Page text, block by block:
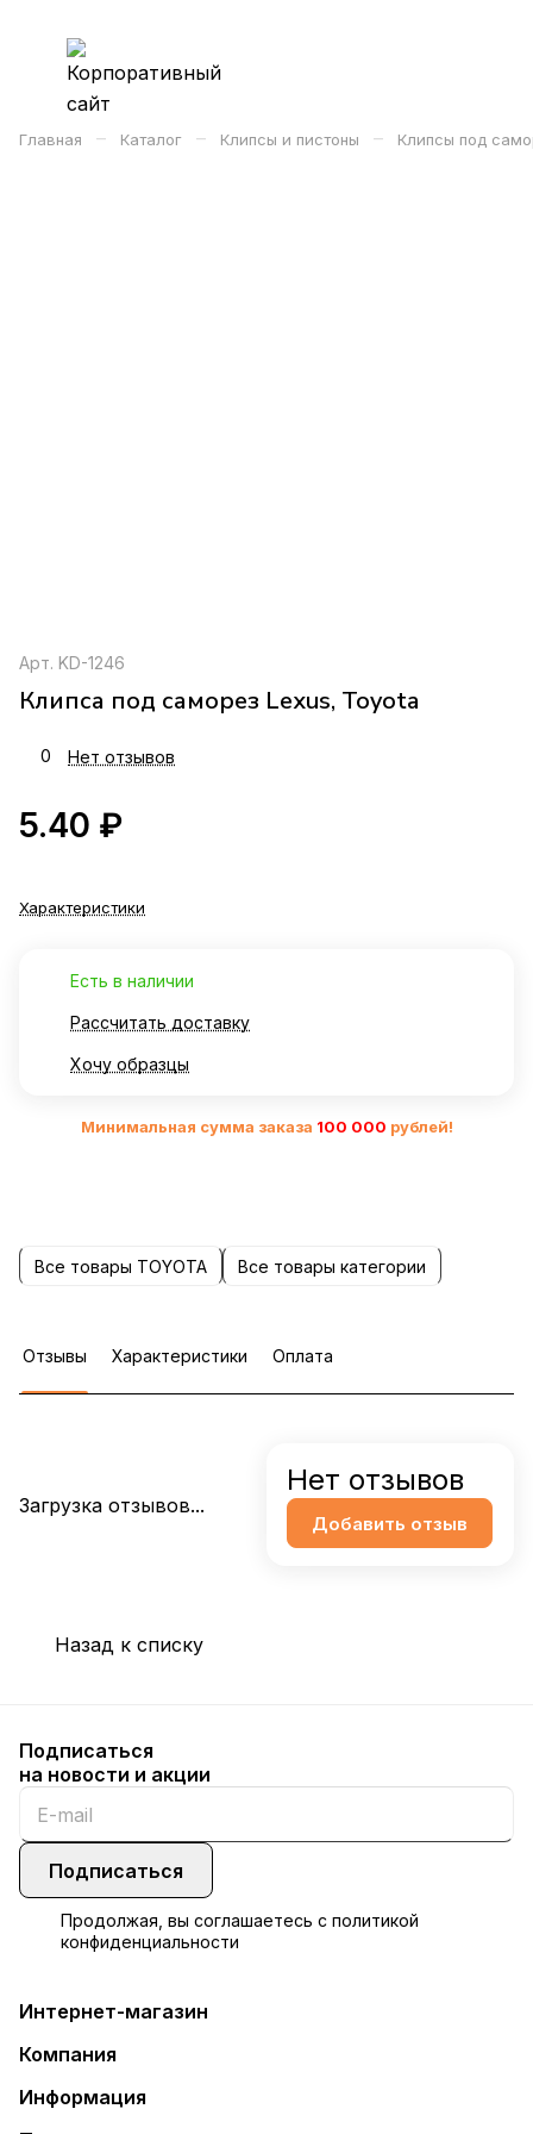
Главная – Каталог – Клипсы и пистоны – Клипсы под
Арт. KD-1246
Клипса под саморез Lexus, Toyota
0 Нет отзывов
5.40 ₽
Характеристики
Есть в наличии
Рассчитать доставку
Хочу образцы
Минимальная сумма заказа 100 000 рублей!
Все товары TOYOTA Все товары категории
Отзывы Характеристики Оплата
Загрузка отзывов...
Нет отзывов
Добавить отзыв
Назад к списку
Подписаться
на новости и акции
Подписаться
Продолжая, вы соглашаетесь с политикой
конфиденциальности
Интернет-магазин
Компания
Информация